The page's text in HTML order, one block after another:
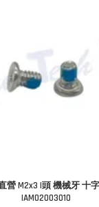
營 M2x3 I頭 機械牙 十
IAM0200301O